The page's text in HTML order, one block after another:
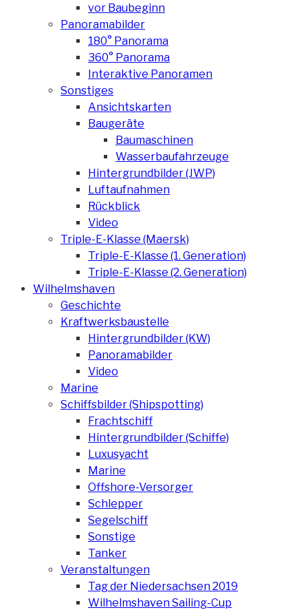
vor Baubeginn
Panoramabilder
180° Panorama
360° Panorama
Interaktive Panoramen
Sonstiges
Ansichtskarten
Baugeräte
Baumaschinen
Wasserbaufahrzeuge
Hintergrundbilder (JWP)
Luftaufnahmen
Rückblick
Video
Triple-E-Klasse (Maersk)
Triple-E-Klasse (1. Generation)
Triple-E-Klasse (2. Generation)
Wilhelmshaven
Geschichte
Kraftwerksbaustelle
Hintergrundbilder (KW)
Panoramabilder
Video
Marine
Schiffsbilder (Shipspotting)
Frachtschiff
Hintergrundbilder (Schiffe)
Luxusyacht
Marine
Offshore-Versorger
Schlepper
Segelschiff
Sonstige
Tanker
Veranstaltungen
Tag der Niedersachsen 2019
Wilhelmshaven Sailing-Cup